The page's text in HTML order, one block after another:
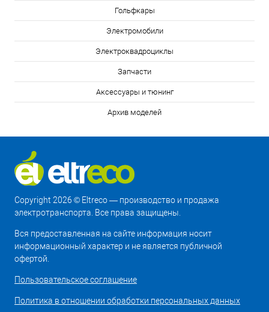
Гольфкары
Электромобили
Электроквадроциклы
Запчасти
Аксессуары и тюнинг
Архив моделей
Copyright 2026 © Eltreco — производство и продажа
электротранспорта. Все права защищены.
Вся предоставленная на сайте информация носит
информационный характер и не является публичной
офертой.
Пользовательское соглашение
Политика в отношении обработки персональных данных